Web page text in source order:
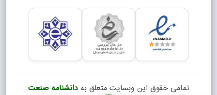
تمامی حقوق این وبسایت متعلق بهدانشنامه صنعت